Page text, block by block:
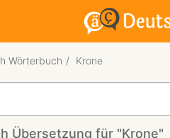
Wörterbuch Krone
Übersetzung für "Krone"